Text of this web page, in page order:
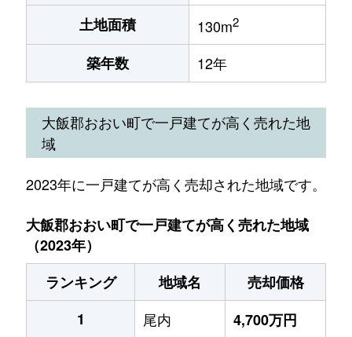
土地面積 130m2
築年数 12年
大飯郡おおい町で一戸建てが高く売れた地
域
2023年に一戸建てが高く売却された地域です。
大飯郡おおい町で一戸建てが高く売れた地域
（2023年）
ランキング
地域名
売却価格
1
尾内
4,700万円